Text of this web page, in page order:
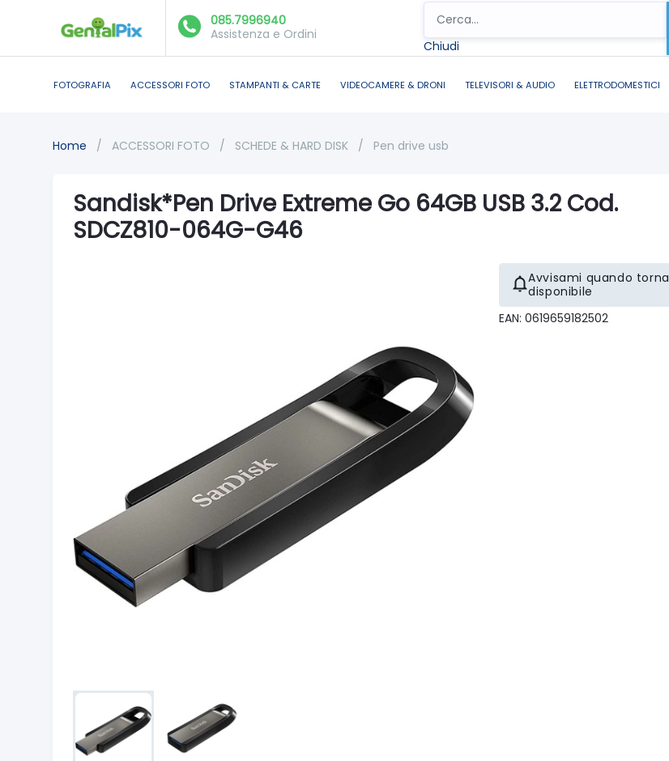
085.7996940
Assistenza e Ordini
Chiudi
FOTOGRAFIA ACCESSORI FOTO STAMPANTI & CARTE VIDEOCAMERE & DRONI TELEVISORI & AUDIO ELETTRODOMESTICI
Home / ACCESSORI FOTO / SCHEDE & HARD DISK / Pen drive usb
Sandisk*Pen Drive Extreme Go 64GB USB 3.2 Cod.
SDCZ810-064G-G46
Avvisami quando torna
disponibile
EAN: 0619659182502